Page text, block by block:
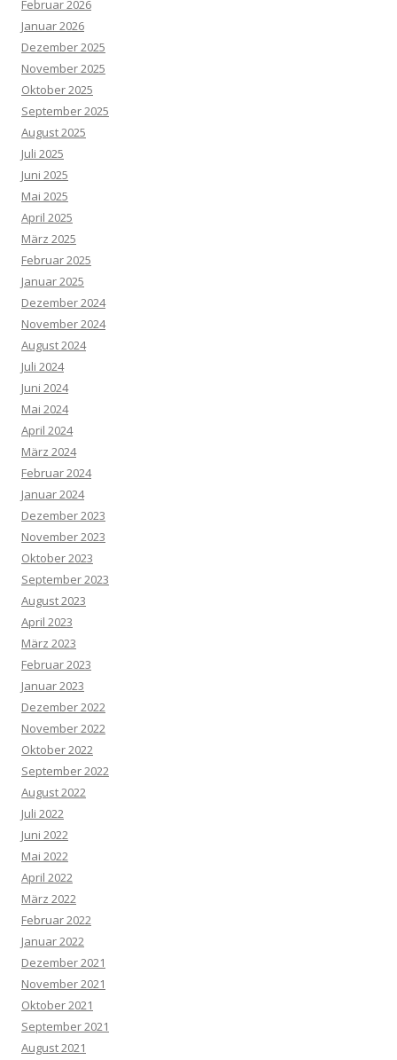
Februar 2026
Januar 2026
Dezember 2025
November 2025
Oktober 2025
September 2025
August 2025
Juli 2025
Juni 2025
Mai 2025
April 2025
März 2025
Februar 2025
Januar 2025
Dezember 2024
November 2024
August 2024
Juli 2024
Juni 2024
Mai 2024
April 2024
März 2024
Februar 2024
Januar 2024
Dezember 2023
November 2023
Oktober 2023
September 2023
August 2023
April 2023
März 2023
Februar 2023
Januar 2023
Dezember 2022
November 2022
Oktober 2022
September 2022
August 2022
Juli 2022
Juni 2022
Mai 2022
April 2022
März 2022
Februar 2022
Januar 2022
Dezember 2021
November 2021
Oktober 2021
September 2021
August 2021